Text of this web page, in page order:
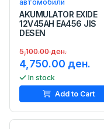
автомобили
AKUMULATOR EXIDE
12V45AH EA456 JIS
DESEN
5,100.00 ден.
4,750.00 ден.
In stock
Add to Cart